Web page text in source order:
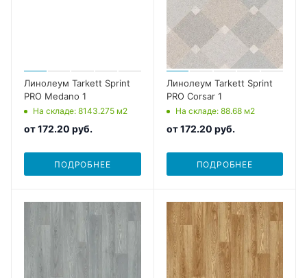
Линолеум Tarkett Sprint
PRO Medano 1
На складе: 8143.275 м2
от172.20 руб.
ПОДРОБНЕЕ
Линолеум Tarkett Sprint
PRO Corsar 1
На складе: 88.68 м2
от172.20 руб.
ПОДРОБНЕЕ